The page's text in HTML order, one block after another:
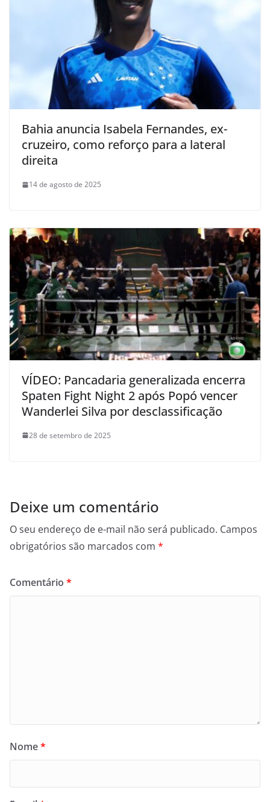
Bahia anuncia Isabela Fernandes, ex-
cruzeiro, como reforço para a lateral
direita
14 de agosto de 2025
VÍDEO: Pancadaria generalizada encerra
Spaten Fight Night 2 após Popó vencer
Wanderlei Silva por desclassificação
28 de setembro de 2025
Deixe um comentário
O seu endereço de e-mail não será publicado. Campos
obrigatórios são marcados com *
Comentário *
Nome*